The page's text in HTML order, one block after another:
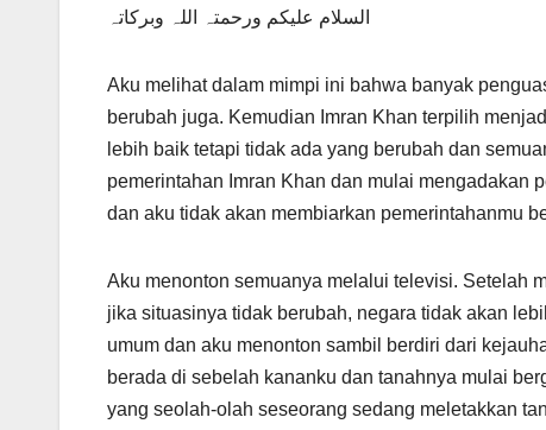
السلام علیکم ورحمتہ اللہ وبرکاتہ
Aku melihat dalam mimpi ini bahwa banyak
berubah juga. Kemudian Imran Khan terpilih
lebih baik tetapi tidak ada yang berubah dan
pemerintahan Imran Khan dan mulai mengadakan
dan aku tidak akan membiarkan pemerintahanmu
Aku menonton semuanya melalui televisi. Setelah
jika situasinya tidak berubah, negara tidak akan
umum dan aku menonton sambil berdiri dari
berada di sebelah kananku dan tanahnya mulai
yang seolah-olah seseorang sedang meletakkan